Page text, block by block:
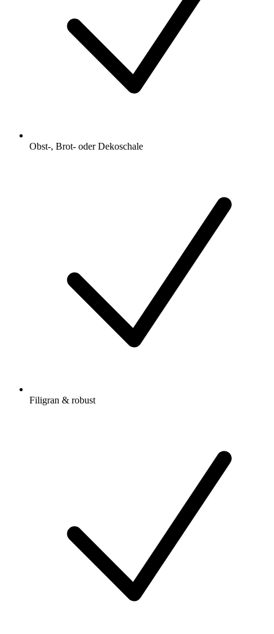
Obst-, Brot- oder Dekoschale
Filigran & robust